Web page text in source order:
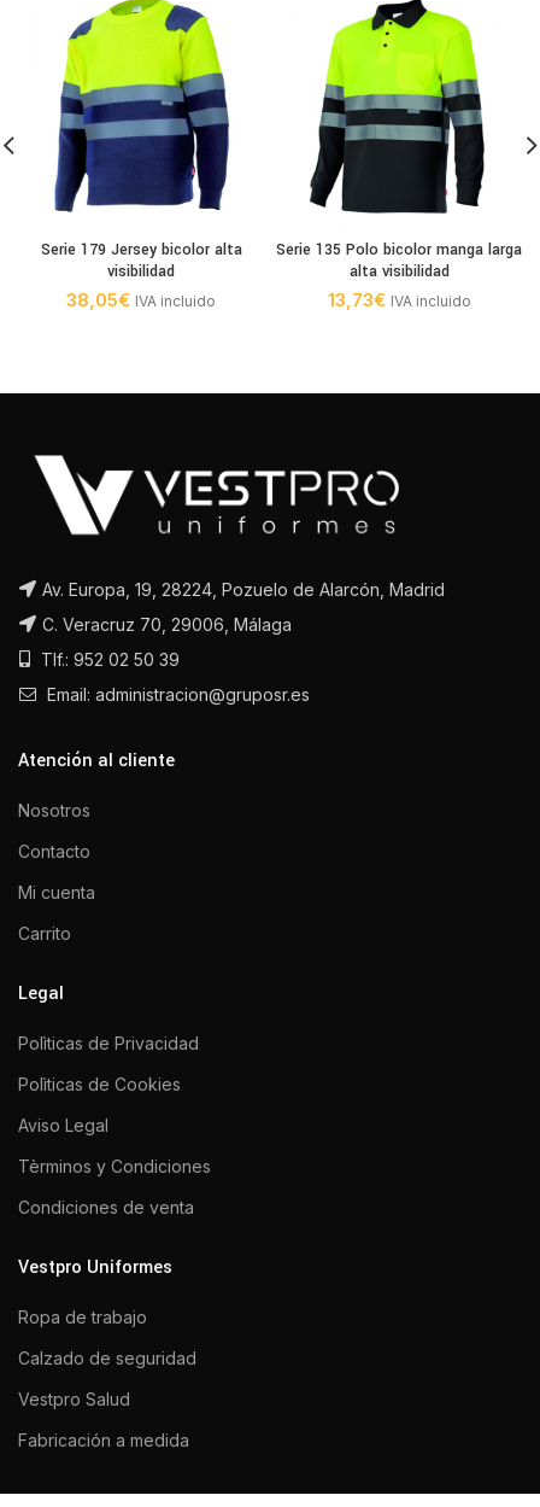
Serie 179 Jersey bicolor alta
visibilidad
38,05€ IVA incluido
Serie 135 Polo bicolor manga larga
alta visibilidad
13,73€ IVA incluido
Av. Europa, 19, 28224, Pozuelo de Alarcón, Madrid
C. Veracruz 70, 29006, Málaga
Tlf.: 952 02 50 39
Email: administracion@gruposr.es
Atención al cliente
Nosotros
Contacto
Mi cuenta
Carrito
Legal
Polìticas de Privacidad
Polìticas de Cookies
Aviso Legal
Tèrminos y Condiciones
Condiciones de venta
Vestpro Uniformes
Ropa de trabajo
Calzado de seguridad
Vestpro Salud
Fabricación a medida